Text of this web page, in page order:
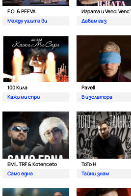
F.O. & PEEVA
Между ушите ви
Играта и Venci Venc'
Давам газ
100 Кила
Кажи ми спри
Pavell
В изолатора
EMIL TRF & Kotenceto
Само една
ТоТо Н
Тайни знам